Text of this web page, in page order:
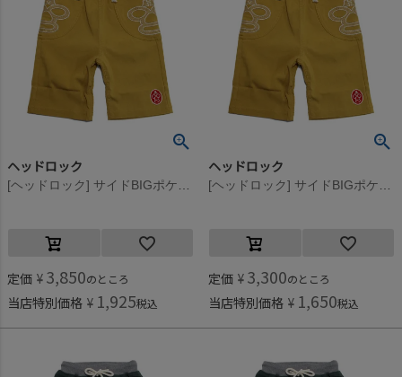
ヘッドロック
定価 ¥ 3,850のところ
当店特別価格 ¥ 1,925税込
ヘッドロック
定価 ¥ 3,300のところ
当店特別価格 ¥ 1,650税込